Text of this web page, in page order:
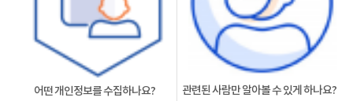
어떤 개인정보를 수집하나요? 관련된 사람만 알아볼 수 있게 하나요?